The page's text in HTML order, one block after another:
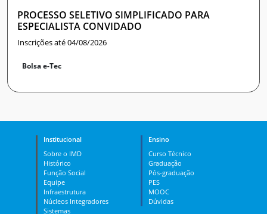
PROCESSO SELETIVO SIMPLIFICADO PARA
ESPECIALISTA CONVIDADO
Inscrições até 04/08/2026
Bolsa e-Tec
Institucional
Sobre o IMD
Histórico
Função Social
Equipe
Infraestrutura
Núcleos Integradores
Sistemas
Ensino
Curso Técnico
Graduação
Pós-graduação
PES
MOOC
Dúvidas